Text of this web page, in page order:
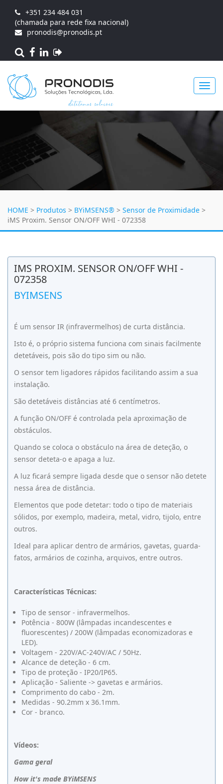
+351 234 484 031
(chamada para rede fixa nacional)
pronodis@pronodis.pt
HOME > Produtos > BYiMSENS® > Sensor de Proximidade >
iMS Proxim. Sensor ON/OFF WHI - 072358
IMS PROXIM. SENSOR ON/OFF WHI -
072358
BYIMSENS
É um sensor IR (infravermelhos) de curta distância.
Isto é, o próprio sistema funciona com sinais facilmente
detetáveis, pois são do tipo sim ou não.
O sensor tem ligadores rápidos facilitando assim a sua
instalação.
São detetáveis distâncias até 6 centímetros.
A função ON/OFF é controlada pela aproximação de
obstáculos.
Quando se coloca o obstáculo na área de deteção, o
sensor deteta-o e apaga a luz.
A luz ficará sempre ligada desde que o sensor não detete
nessa área de distância.
Elementos que pode detetar: todo o tipo de materiais
sólidos, por exemplo, madeira, metal, vidro, tijolo, entre
outros.
Ideal para aplicar dentro de armários, gavetas, guarda-
fatos, armários de cozinha, arquivos, entre outros.
Características Técnicas:
Tipo de sensor - infravermelhos.
Potência - 800W (lâmpadas incandescentes e
fluorescentes) / 200W (lâmpadas economizadoras e
LED).
Voltagem - 220V/AC-240V/AC / 50Hz.
Alcance de deteção - 6 cm.
Tipo de proteção - IP20/IP65.
Aplicação - Saliente -> gavetas e armários.
Comprimento do cabo - 2m.
Medidas - 90.2mm x 36.1mm.
Cor - branco.
Vídeos:
Gama geral
How it's made BYiMSENS